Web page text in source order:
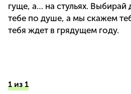
гуще, а… на стульях. Выбирай
тебе по душе, а мы скажем
тебя ждет в грядущем году.
1 из 1